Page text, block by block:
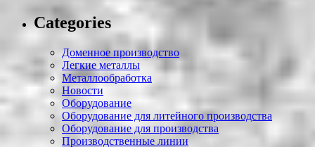
Categories
Доменное производство
Легкие металлы
Металлообработка
Новости
Оборудование
Оборудование для литейного производства
Оборудование для производства
Производственные линии